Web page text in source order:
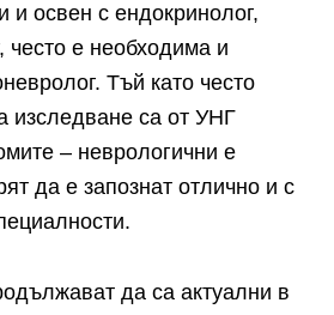
и освен с ендокринолог,
често е необходима и
Тъй като често
изследване са от УНГ
– неврологични е
да е запознат отлично и с
да са актуални в